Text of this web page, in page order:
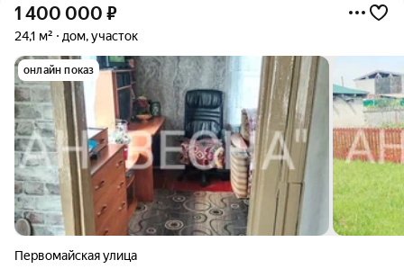
1 400 000 ₽
24,1 м² дом, участок
онлайн показ
Первомайская улица